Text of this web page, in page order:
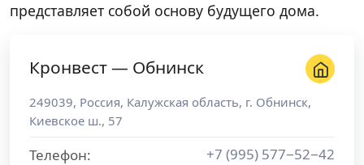
представляет собой основу будущего дома.
Кронвест — Обнинск
249039, Россия, Калужская область, г. Обнинск,
Киевское ш., 57
Телефон:
+7 (995) 577−52−42